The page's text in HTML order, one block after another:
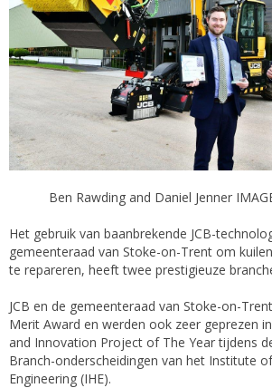
Ben Rawding and Daniel Jenner
Het gebruik van baanbrekende JCB-
gemeenteraad van Stoke-on-Trent om
te repareren, heeft twee prestigieuze
JCB en de gemeenteraad van Stoke-on-
Merit Award en werden ook zeer geprezen
and Innovation Project of The Year tijdens
Branch-onderscheidingen van het Institute
Engineering (IHE).